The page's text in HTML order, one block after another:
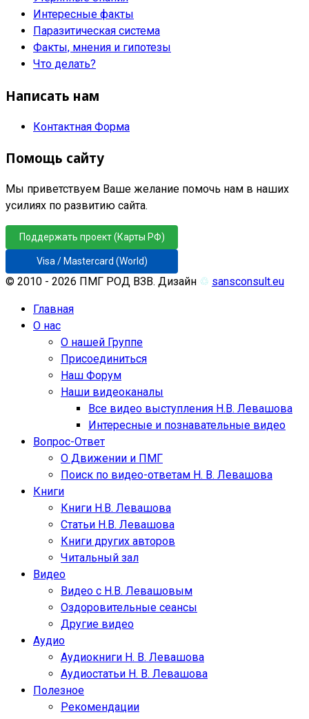
Интересные факты
Паразитическая система
Факты, мнения и гипотезы
Что делать?
Написать нам
Контактная Форма
Помощь сайту
Мы приветствуем Ваше желание помочь нам в наших
усилиях по развитию сайта.
Поддержать проект (Карты РФ)
Visa / Mastercard (World)
© 2010 - 2026 ПМГ РОД ВЗВ. Дизайн ♲ sansconsult.eu
Главная
О нас
О нашей Группе
Присоединиться
Наш Форум
Наши видеоканалы
Все видео выступления Н.В. Левашова
Интересные и познавательные видео
Вопрос-Ответ
О Движении и ПМГ
Поиск по видео-ответам Н. В. Левашова
Книги
Книги Н.В. Левашова
Статьи Н.В. Левашова
Книги других авторов
Читальный зал
Видео
Видео с Н.В. Левашовым
Оздоровительные сеансы
Другие видео
Аудио
Аудиокниги Н. В. Левашова
Аудиостатьи Н. В. Левашова
Полезное
Рекомендации